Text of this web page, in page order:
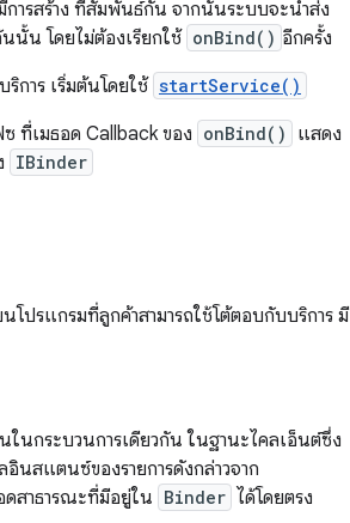
การสร้าง ที่สัมพันธ์กัน จากนั้นระบบจะนำส่ง
นั้น โดยไม่ต้องเรียกใช้ onBind() อีกครั้ง
การ เริ่มต้นโดยใช้ startService()
ที่เมธอด Callback ของ onBind()
แสดง
IBinder
โปรแกรมที่ลูกค้าสามารถใช้โต้ตอบกับบริการ มี
นกระบวนการเดียวกัน ในฐานะไคลเอ็นต์ซึ่ง
นสแตนซ์ของรายการดังกล่าวจาก
ดสาธารณะที่มีอยู่ใน Binder ได้โดยตรง